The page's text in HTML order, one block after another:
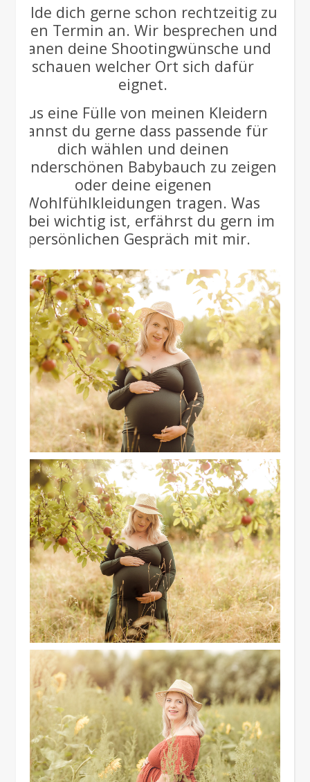
Melde dich gerne schon rechtzeitig zu
einen Termin an. Wir besprechen und
planen deine Shootingwünsche und
schauen welcher Ort sich dafür
eignet.
Aus eine Fülle von meinen Kleidern
kannst du gerne dass passende für
dich wählen und deinen
wunderschönen Babybauch zu zeigen
oder deine eigenen
Wohlfühlkleidungen tragen. Was
dabei wichtig ist, erfährst du gern im
persönlichen Gespräch mit mir.